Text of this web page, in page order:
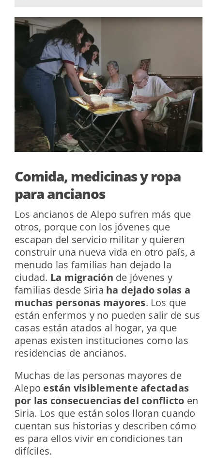
Comida, medicinas y ropa
para ancianos
Los ancianos de Alepo sufren más que
otros, porque con los jóvenes que
escapan del servicio militar y quieren
construir una nueva vida en otro país, a
menudo las familias han dejado la
ciudad. La migración de jóvenes y
familias desde Siria ha dejado solas a
muchas personas mayores. Los que
están enfermos y no pueden salir de sus
casas están atados al hogar, ya que
apenas existen instituciones como las
residencias de ancianos.
Muchas de las personas mayores de
Alepo están visiblemente afectadas
por las consecuencias del conflicto en
Siria. Los que están solos lloran cuando
cuentan sus historias y describen cómo
es para ellos vivir en condiciones tan
difíciles.